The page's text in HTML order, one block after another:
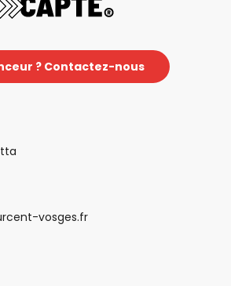
? Contactez-nous
vosges.fr